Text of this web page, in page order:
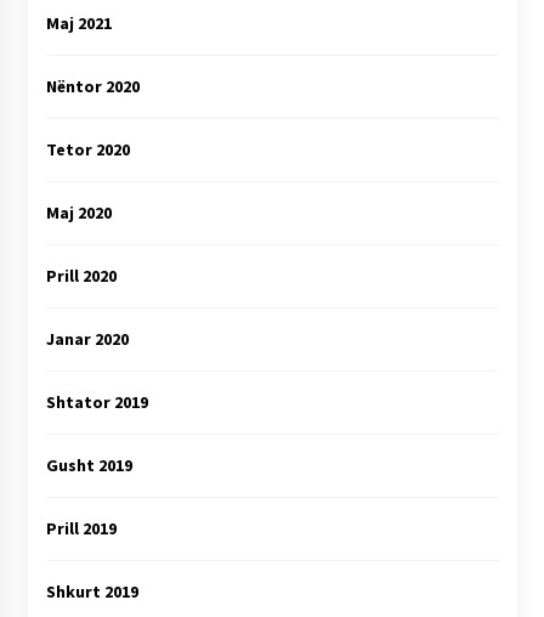
Maj 2021
Nëntor 2020
Tetor 2020
Maj 2020
Prill 2020
Janar 2020
Shtator 2019
Gusht 2019
Prill 2019
Shkurt 2019